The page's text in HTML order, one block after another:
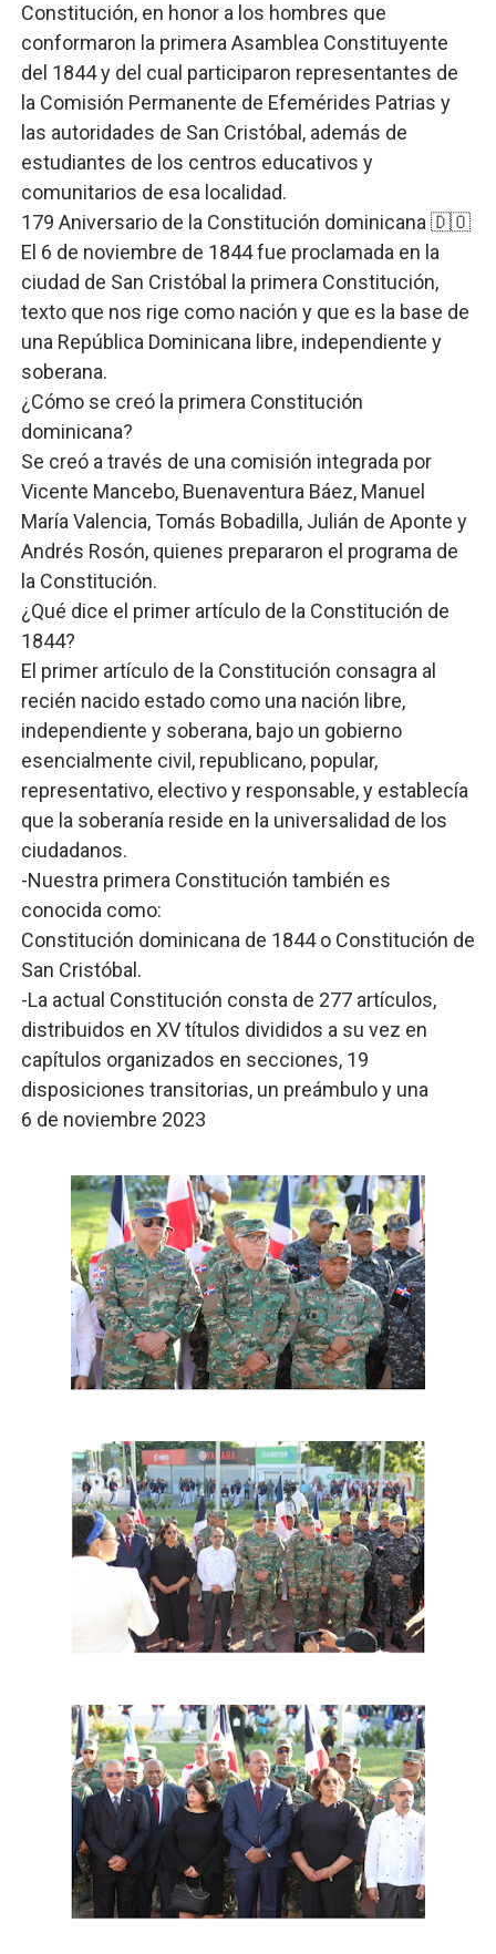
Constitución, en honor a los hombres que
conformaron la primera Asamblea Constituyente
del 1844 y del cual participaron representantes de
la Comisión Permanente de Efemérides Patrias y
las autoridades de San Cristóbal, además de
estudiantes de los centros educativos y
comunitarios de esa localidad.
179 Aniversario de la Constitución dominicana 🇩🇴
El 6 de noviembre de 1844 fue proclamada en la
ciudad de San Cristóbal la primera Constitución,
texto que nos rige como nación y que es la base de
una República Dominicana libre, independiente y
soberana.
¿Cómo se creó la primera Constitución
dominicana?
Se creó a través de una comisión integrada por
Vicente Mancebo, Buenaventura Báez, Manuel
María Valencia, Tomás Bobadilla, Julián de Aponte y
Andrés Rosón, quienes prepararon el programa de
la Constitución.
¿Qué dice el primer artículo de la Constitución de
1844?
El primer artículo de la Constitución consagra al
recién nacido estado como una nación libre,
independiente y soberana, bajo un gobierno
esencialmente civil, republicano, popular,
representativo, electivo y responsable, y establecía
que la soberanía reside en la universalidad de los
ciudadanos.
-Nuestra primera Constitución también es
conocida como:
Constitución dominicana de 1844 o Constitución de
San Cristóbal.
-La actual Constitución consta de 277 artículos,
distribuidos en XV títulos divididos a su vez en
capítulos organizados en secciones, 19
disposiciones transitorias, un preámbulo y una
6 de noviembre 2023